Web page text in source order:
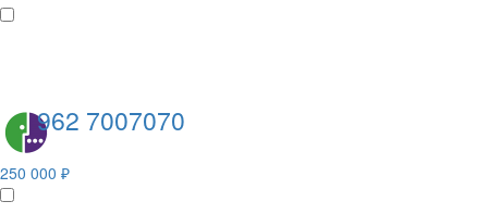
962 7007070
250 000 ₽